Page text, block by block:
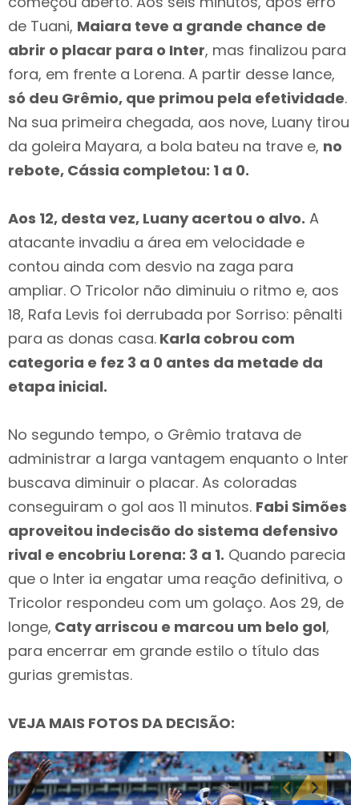
de Tuani, Maiara teve a grande chance de
abrir o placar para o Inter, mas finalizou para
fora, em frente a Lorena. A partir desse lance,
só deu Grêmio, que primou pela efetividade.
Na sua primeira chegada, aos nove, Luany tirou
da goleira Mayara, a bola bateu na trave e, no
rebote, Cássia completou: 1 a 0.
Aos 12, desta vez, Luany acertou o alvo. A
atacante invadiu a área em velocidade e
contou ainda com desvio na zaga para
ampliar. O Tricolor não diminuiu o ritmo e, aos
18, Rafa Levis foi derrubada por Sorriso: pênalti
para as donas casa. Karla cobrou com
categoria e fez 3 a 0 antes da metade da
etapa inicial.
No segundo tempo, o Grêmio tratava de
administrar a larga vantagem enquanto o Inter
buscava diminuir o placar. As coloradas
conseguiram o gol aos 11 minutos. Fabi Simões
aproveitou indecisão do sistema defensivo
rival e encobriu Lorena: 3 a 1. Quando parecia
que o Inter ia engatar uma reação definitiva, o
Tricolor respondeu com um golaço. Aos 29, de
longe, Caty arriscou e marcou um belo gol,
para encerrar em grande estilo o título das
gurias gremistas.
VEJA MAIS FOTOS DA DECISÃO: